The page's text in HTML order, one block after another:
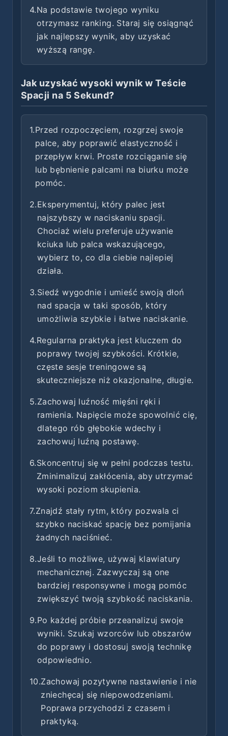
4.Na podstawie twojego wyniku
otrzymasz ranking. Staraj się osiągnąć
jak najlepszy wynik, aby uzyskać
wyższą rangę.
Jak uzyskać wysoki wynik w Teście
Spacji na 5 Sekund?
1.Przed rozpoczęciem, rozgrzej swoje
palce, aby poprawić elastyczność i
przepływ krwi. Proste rozciąganie się
lub bębnienie palcami na biurku może
pomóc.
2.Eksperymentuj, który palec jest
najszybszy w naciskaniu spacji.
Chociaż wielu preferuje używanie
kciuka lub palca wskazującego,
wybierz to, co dla ciebie najlepiej
działa.
3.Siedź wygodnie i umieść swoją dłoń
nad spacja w taki sposób, który
umożliwia szybkie i łatwe naciskanie.
4.Regularna praktyka jest kluczem do
poprawy twojej szybkości. Krótkie,
częste sesje treningowe są
skuteczniejsze niż okazjonalne, długie.
5.Zachowaj luźność mięśni ręki i
ramienia. Napięcie może spowolnić cię,
dlatego rób głębokie wdechy i
zachowuj luźną postawę.
6.Skoncentruj się w pełni podczas testu.
Zminimalizuj zakłócenia, aby utrzymać
wysoki poziom skupienia.
7.Znajdź stały rytm, który pozwala ci
szybko naciskać spację bez pomijania
żadnych naciśnieć.
8.Jeśli to możliwe, używaj klawiatury
mechanicznej. Zazwyczaj są one
bardziej responsywne i mogą pomóc
zwiększyć twoją szybkość naciskania.
9.Po każdej próbie przeanalizuj swoje
wyniki. Szukaj wzorców lub obszarów
do poprawy i dostosuj swoją technikę
odpowiednio.
10.Zachowaj pozytywne nastawienie i nie
zniechęcaj się niepowodzeniami.
Poprawa przychodzi z czasem i
praktyką.